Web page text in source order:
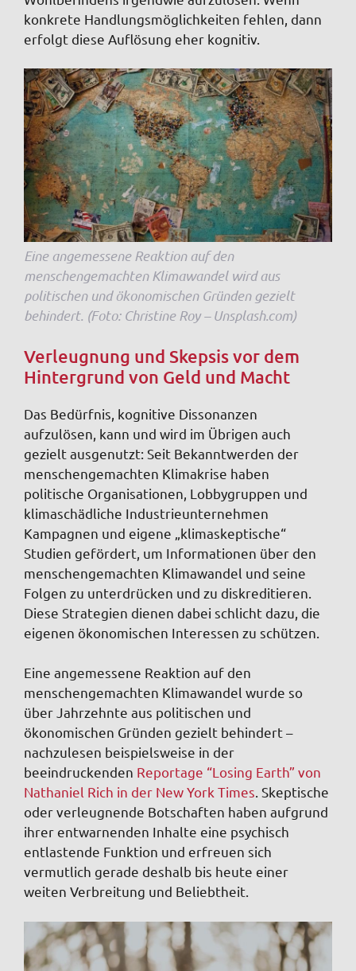
konkrete Handlungsmöglichkeiten fehlen, dann
erfolgt diese Auflösung eher kognitiv.
Eine angemessene Reaktion auf den
menschengemachten Klimawandel wird aus
politischen und ökonomischen Gründen gezielt
behindert. (Foto: Christine Roy – Unsplash.com)
Verleugnung und Skepsis vor dem
Hintergrund von Geld und Macht
Das Bedürfnis, kognitive Dissonanzen
aufzulösen, kann und wird im Übrigen auch
gezielt ausgenutzt: Seit Bekanntwerden der
menschengemachten Klimakrise haben
politische Organisationen, Lobbygruppen und
klimaschädliche Industrieunternehmen
Kampagnen und eigene „klimaskeptische“
Studien gefördert, um Informationen über den
menschengemachten Klimawandel und seine
Folgen zu unterdrücken und zu diskreditieren.
Diese Strategien dienen dabei schlicht dazu, die
eigenen ökonomischen Interessen zu schützen.
Eine angemessene Reaktion auf den
menschengemachten Klimawandel wurde so
über Jahrzehnte aus politischen und
ökonomischen Gründen gezielt behindert –
nachzulesen beispielsweise in der
beeindruckenden Reportage “Losing Earth” von
Nathaniel Rich in der New York Times . Skeptische
oder verleugnende Botschaften haben aufgrund
ihrer entwarnenden Inhalte eine psychisch
entlastende Funktion und erfreuen sich
vermutlich gerade deshalb bis heute einer
weiten Verbreitung und Beliebtheit.